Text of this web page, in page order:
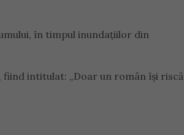
în timpul inundațiilor din
fiind intitulat: „Doar un român își riscă